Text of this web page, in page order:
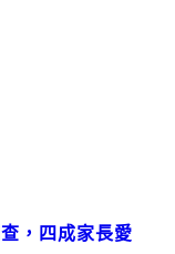
，四成家長愛